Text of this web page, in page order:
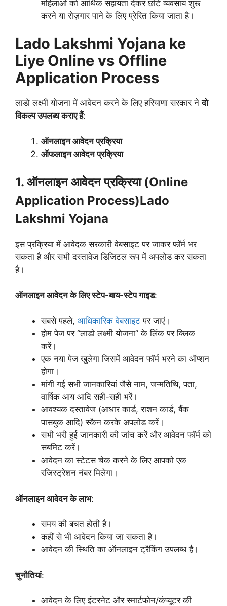
महिलाओं को आर्थिक सहायता देकर छोटे व्यवसाय शुरू
करने या रोज़गार पाने के लिए प्रेरित किया जाता है।
Lado Lakshmi Yojana ke
Liye Online vs Offline
Application Process
लाडो लक्ष्मी योजना में आवेदन करने के लिए हरियाणा सरकार नेदो
विकल्प उपलब्ध कराए हैं:
ऑनलाइन आवेदन प्रक्रिया
ऑफलाइन आवेदन प्रक्रिया
1. ऑनलाइन आवेदन प्रक्रिया (Online
Application Process)Lado
Lakshmi Yojana
इस प्रक्रिया में आवेदक सरकारी वेबसाइट पर जाकर फॉर्म भर
सकता है और सभी दस्तावेज डिजिटल रूप में अपलोड कर सकता
है।
ऑनलाइन आवेदन के लिए स्टेप-बाय-स्टेप गाइड:
सबसे पहले, आधिकारिक वेबसाइट पर जाएं।
होम पेज पर “लाडो लक्ष्मी योजना” के लिंक पर क्लिक
करें।
एक नया पेज खुलेगा जिसमें आवेदन फॉर्म भरने का ऑप्शन
होगा।
मांगी गई सभी जानकारियां जैसे नाम, जन्मतिथि, पता,
वार्षिक आय आदि सही-सही भरें।
आवश्यक दस्तावेज (आधार कार्ड, राशन कार्ड, बैंक
पासबुक आदि) स्कैन करके अपलोड करें।
सभी भरी हुई जानकारी की जांच करें और आवेदन फॉर्म को
सबमिट करें।
आवेदन का स्टेटस चेक करने के लिए आपको एक
रजिस्ट्रेशन नंबर मिलेगा।
ऑनलाइन आवेदन के लाभ:
समय की बचत होती है।
कहीं से भी आवेदन किया जा सकता है।
आवेदन की स्थिति का ऑनलाइन ट्रैकिंग उपलब्ध है।
चुनौतियां:
आवेदन के लिए इंटरनेट और स्मार्टफोन/कंप्यूटर की